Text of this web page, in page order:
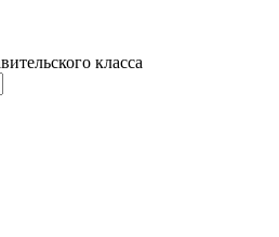
класса